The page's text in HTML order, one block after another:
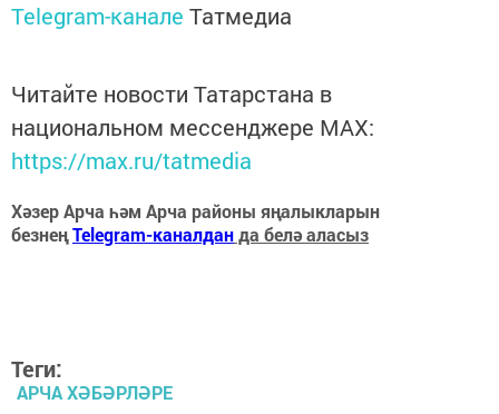
Telegram-канале Татмедиа
Читайте новости Татарстана в
национальном мессенджере MАХ:
https://max.ru/tatmedia
Хәзер Арча һәм Арча районы яңалыкларын
безнеңTelegram-каналданда белә аласыз
Теги:
АРЧА ХӘБӘРЛӘРЕ